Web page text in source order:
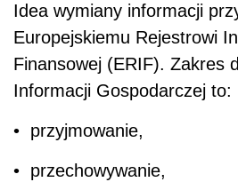
Idea wymiany informacji
Europejskiemu Rejestrowi
Finansowej (ERIF). Zakres
Informacji Gospodarczej to:
• przyjmowanie,
• przechowywanie,